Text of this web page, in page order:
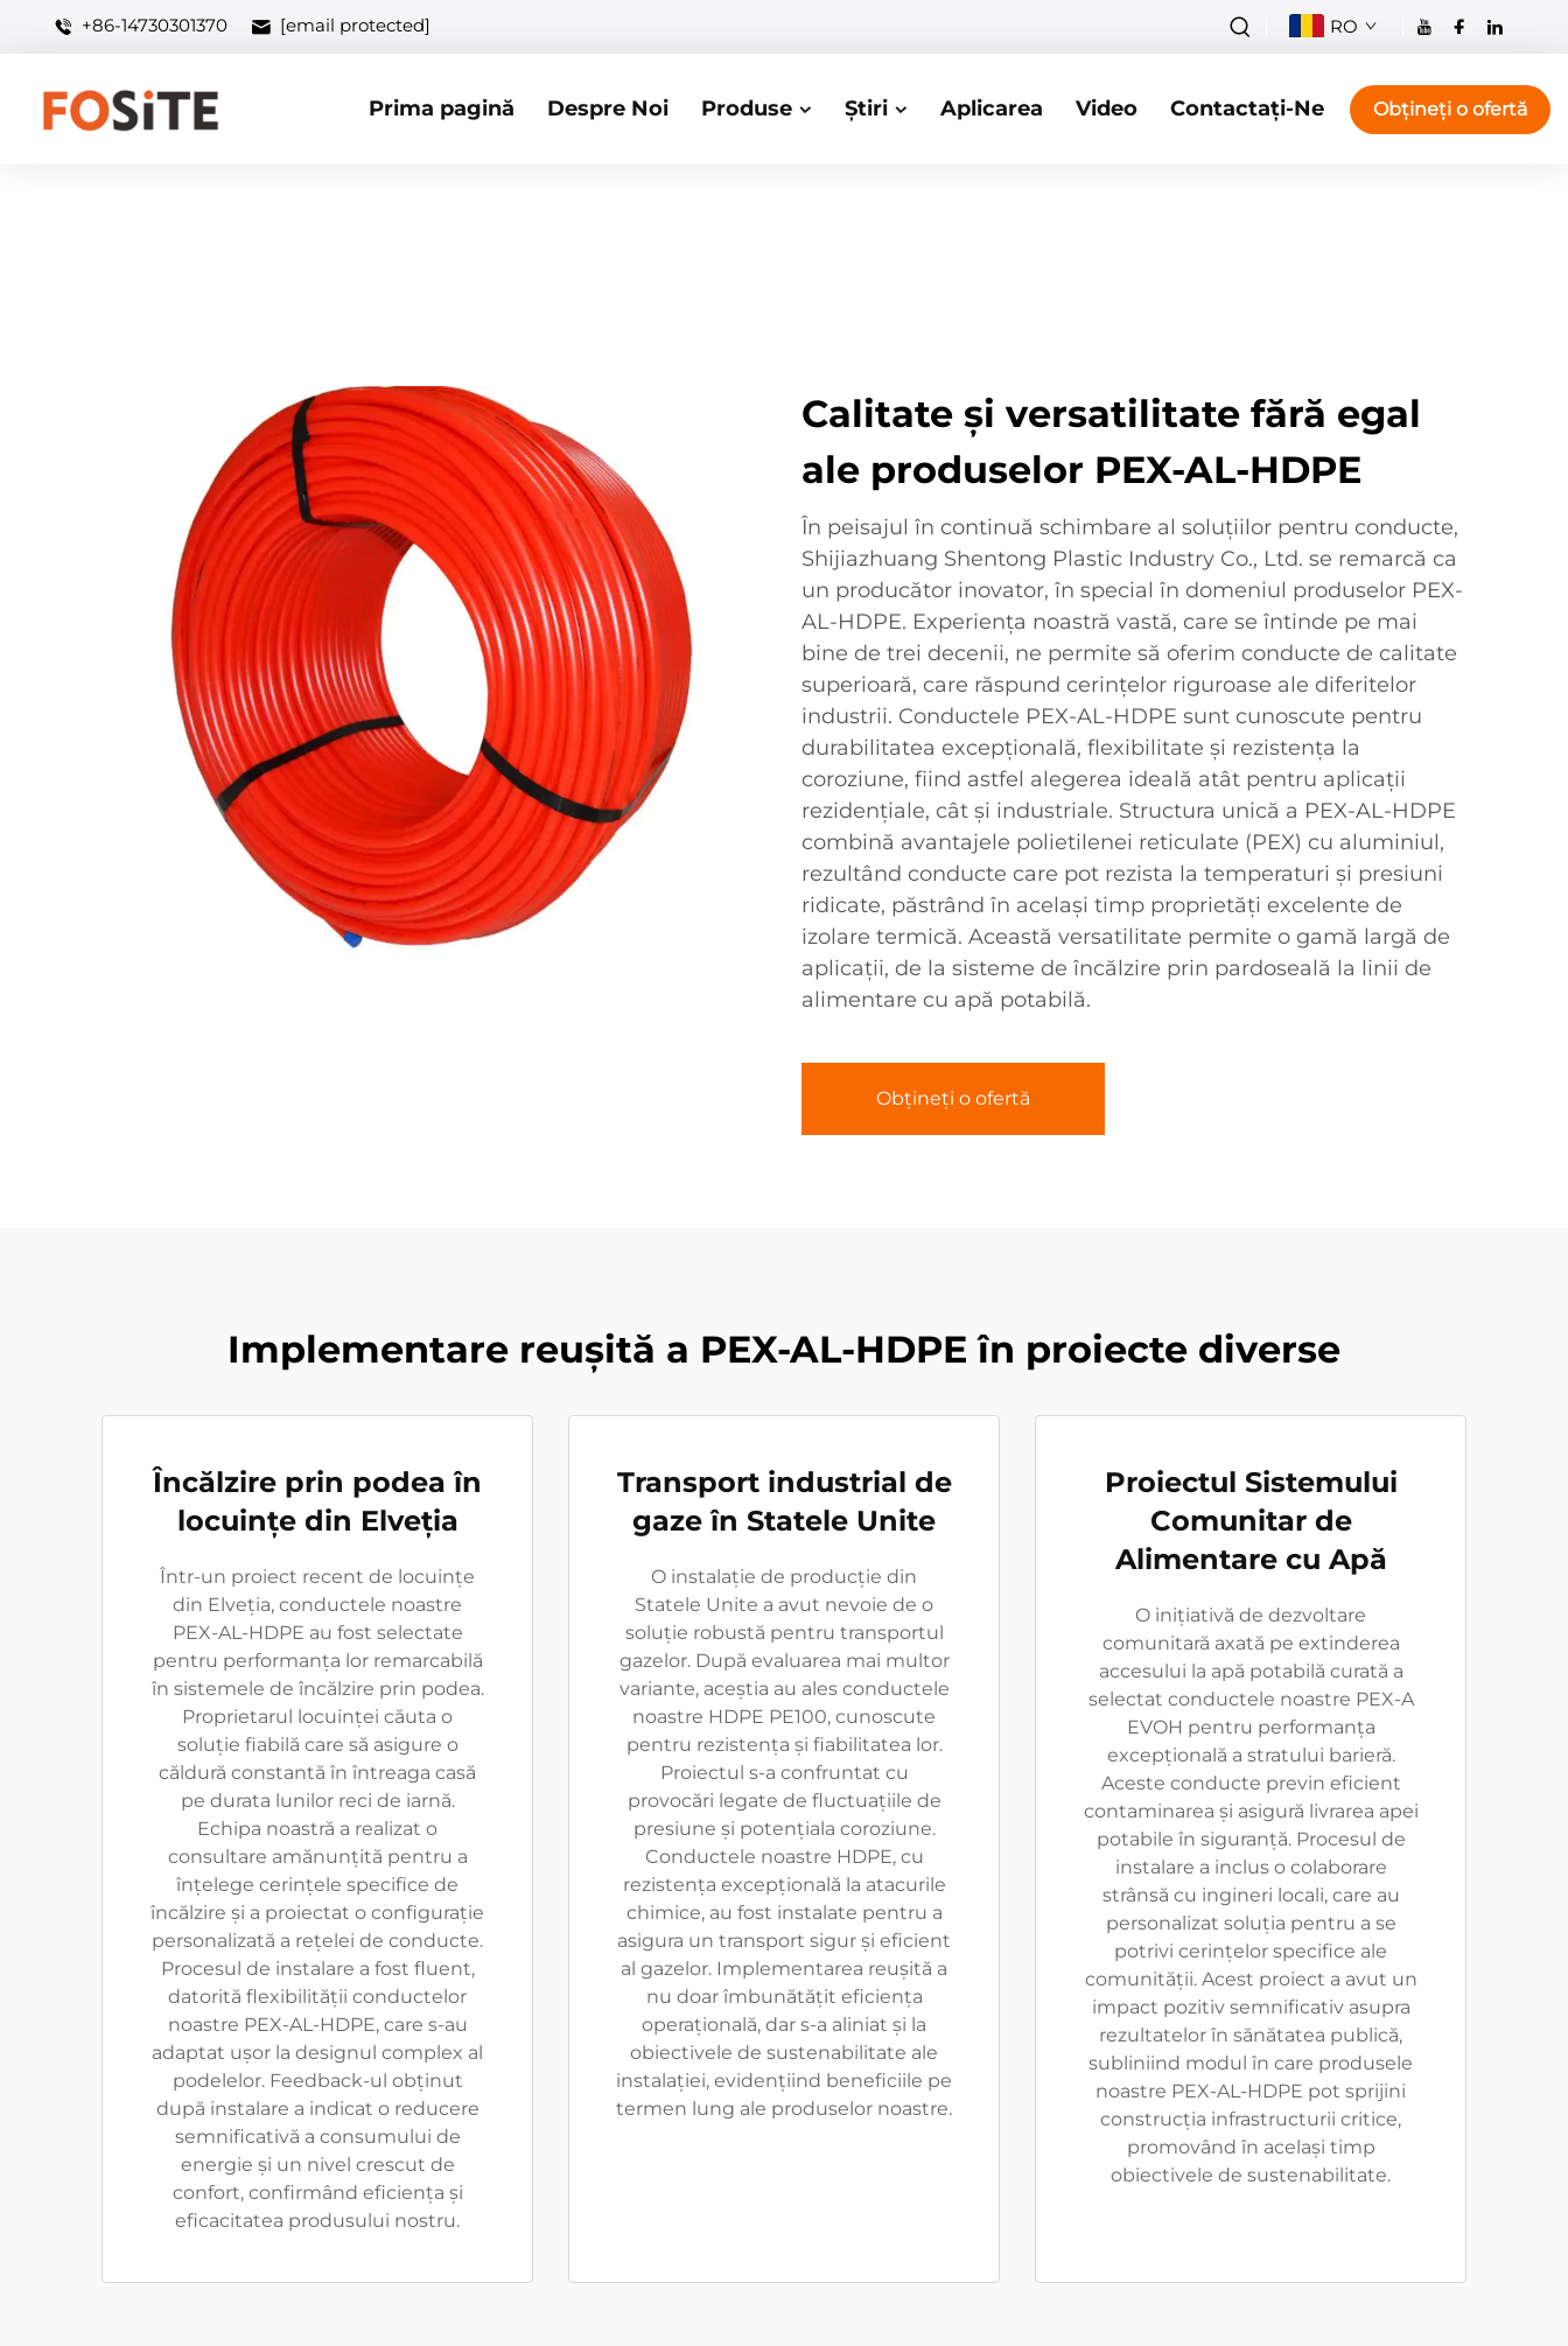
+86-14730301370 [email protected] RO
Prima pagină Despre Noi Produse Știri Aplicarea Video Contactați-Ne Obțineți o ofertă
Calitate și versatilitate fără egal
ale produselor PEX-AL-HDPE
În peisajul în continuă schimbare al soluțiilor pentru conducte,
Shijiazhuang Shentong Plastic Industry Co., Ltd. se remarcă ca
un producător inovator, în special în domeniul produselor PEX-
AL-HDPE. Experiența noastră vastă, care se întinde pe mai
bine de trei decenii, ne permite să oferim conducte de calitate
superioară, care răspund cerințelor riguroase ale diferitelor
industrii. Conductele PEX-AL-HDPE sunt cunoscute pentru
durabilitatea excepțională, flexibilitate și rezistența la
coroziune, fiind astfel alegerea ideală atât pentru aplicații
rezidențiale, cât și industriale. Structura unică a PEX-AL-HDPE
combină avantajele polietilenei reticulate (PEX) cu aluminiul,
rezultând conducte care pot rezista la temperaturi și presiuni
ridicate, păstrând în același timp proprietăți excelente de
izolare termică. Această versatilitate permite o gamă largă de
aplicații, de la sisteme de încălzire prin pardoseală la linii de
alimentare cu apă potabilă.
Obțineți o ofertă
Implementare reușită a PEX-AL-HDPE în proiecte diverse
Încălzire prin podea în
locuințe din Elveția
Într-un proiect recent de locuințe
din Elveția, conductele noastre
PEX-AL-HDPE au fost selectate
pentru performanța lor remarcabilă
în sistemele de încălzire prin podea.
Proprietarul locuinței căuta o
soluție fiabilă care să asigure o
căldură constantă în întreaga casă
pe durata lunilor reci de iarnă.
Echipa noastră a realizat o
consultare amănunțită pentru a
înțelege cerințele specifice de
încălzire și a proiectat o configurație
personalizată a rețelei de conducte.
Procesul de instalare a fost fluent,
datorită flexibilității conductelor
noastre PEX-AL-HDPE, care s-au
adaptat ușor la designul complex al
podelelor. Feedback-ul obținut
după instalare a indicat o reducere
semnificativă a consumului de
energie și un nivel crescut de
confort, confirmând eficiența și
eficacitatea produsului nostru.
Transport industrial de
gaze în Statele Unite
O instalație de producție din
Statele Unite a avut nevoie de o
soluție robustă pentru transportul
gazelor. După evaluarea mai multor
variante, aceștia au ales conductele
noastre HDPE PE100, cunoscute
pentru rezistența și fiabilitatea lor.
Proiectul s-a confruntat cu
provocări legate de fluctuațiile de
presiune și potențiala coroziune.
Conductele noastre HDPE, cu
rezistența excepțională la atacurile
chimice, au fost instalate pentru a
asigura un transport sigur și eficient
al gazelor. Implementarea reușită a
nu doar îmbunătățit eficiența
operațională, dar s-a aliniat și la
obiectivele de sustenabilitate ale
instalației, evidențiind beneficiile pe
termen lung ale produselor noastre.
Proiectul Sistemului
Comunitar de
Alimentare cu Apă
O inițiativă de dezvoltare
comunitară axată pe extinderea
accesului la apă potabilă curată a
selectat conductele noastre PEX-A
EVOH pentru performanța
excepțională a stratului barieră.
Aceste conducte previn eficient
contaminarea și asigură livrarea apei
potabile în siguranță. Procesul de
instalare a inclus o colaborare
strânsă cu ingineri locali, care au
personalizat soluția pentru a se
potrivi cerințelor specifice ale
comunității. Acest proiect a avut un
impact pozitiv semnificativ asupra
rezultatelor în sănătatea publică,
subliniind modul în care produsele
noastre PEX-AL-HDPE pot sprijini
construcția infrastructurii critice,
promovând în același timp
obiectivele de sustenabilitate.